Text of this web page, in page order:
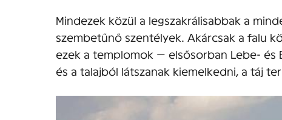
Mindezek közül a legszakrálisabbak a
szembetűnő szentélyek. Akárcsak a falu
ezek a templomok — elsősorban Lebe-
és a talajból látszanak kiemelkedni, a táj